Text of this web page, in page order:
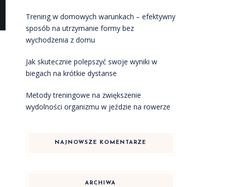
Trening w domowych warunkach – efektywny
sposób na utrzymanie formy bez
wychodzenia z domu
Jak skutecznie polepszyć swoje wyniki w
biegach na krótkie dystanse
Metody treningowe na zwiększenie
wydolności organizmu w jeździe na rowerze
NAJNOWSZE KOMENTARZE
ARCHIWA